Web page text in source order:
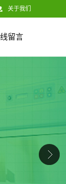
关于我们
留言